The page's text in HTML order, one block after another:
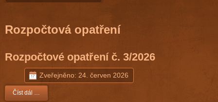
Rozpočtová opatření
Rozpočtové opatření č. 3/2026
Zveřejněno: 24. červen 2026
Číst dál …